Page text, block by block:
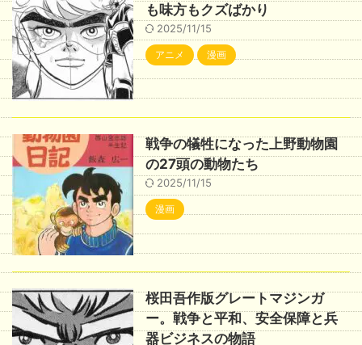
も味方もクズばかり
2025/11/15
アニメ 漫画
戦争の犠牲になった上野動物園
の27頭の動物たち
2025/11/15
漫画
桜田吾作版グレートマジンガ
ー。戦争と平和、安全保障と兵
器ビジネスの物語